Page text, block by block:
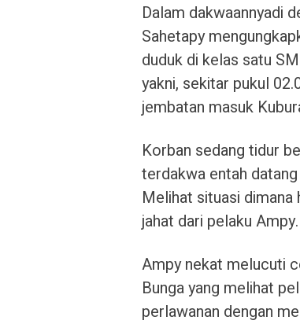
Dalam dakwaannyadi
Sahetapy
duduk di kelas satu
yakni, sekitar pukul
jembatan masuk
Korban sedang tidur
terdakwa entah
Melihat situasi dimana
jahat dari pelaku Ampy.
Ampy nekat melucuti
Bunga yang melihat
perlawanan dengan